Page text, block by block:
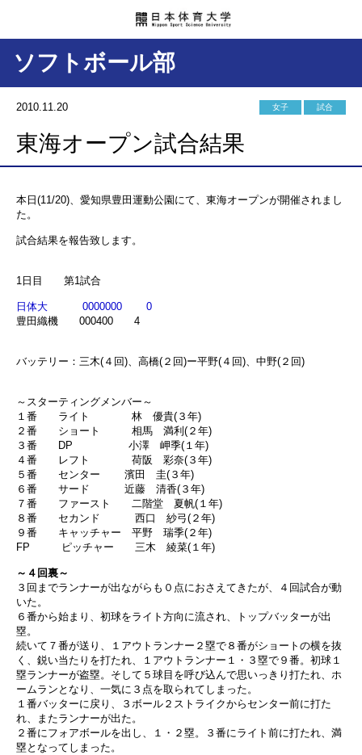
ソフトボール部
2010.11.20 女子 試合
東海オープン試合結果
本日(11/20)、愛知県豊田運動公園にて、東海オープンが開催されまし
た。
試合結果を報告致します。
1日目 第1試合
日体大 0000000 0
豊田織機 000400 4
バッテリー：三木(４回)、高橋(２回)ー平野(４回)、中野(２回)
～スターティングメンバー～
１番 ライト 林 優貴(３年)
２番 ショート 相馬 満利(２年)
３番 DP 小澤 岬季(１年)
４番 レフト 荷阪 彩奈(３年)
５番 センター 濱田 圭(３年)
６番 サード 近藤 清香(３年)
７番 ファースト 二階堂 夏帆(１年)
８番 セカンド 西口 紗弓(２年)
９番 キャッチャー 平野 瑞季(２年)
FP ピッチャー 三木 綾菜(１年)
～４回裏～
３回までランナーが出ながらも０点におさえてきたが、４回試合が動
いた。
６番から始まり、初球をライト方向に流され、トップバッターが出
塁。
続いて７番が送り、１アウトランナー２塁で８番がショートの横を抜
く、鋭い当たりを打たれ、１アウトランナー１・３塁で９番。初球１
塁ランナーが盗塁。そして５球目を呼び込んで思いっきり打たれ、ホ
ームランとなり、一気に３点を取られてしまった。
１番バッターに戻り、３ボール２ストライクからセンター前に打た
れ、またランナーが出た。
２番にフォアボールを出し、１・２塁。３番にライト前に打たれ、満
塁となってしまった。